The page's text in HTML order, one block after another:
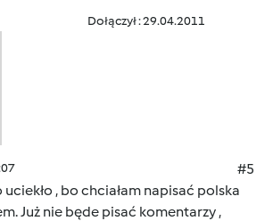
Dołączył : 29.04.2011
#5
, bo chciałam napisać polska
Już nie będe pisać komentarzy ,